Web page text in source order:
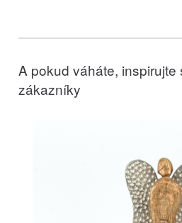
A pokud váháte,
zákazníky